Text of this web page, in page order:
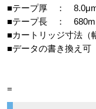
■テープ厚 ：
■テープ長 ： 680m
■カートリッジ寸法
■データの書き換え可
=